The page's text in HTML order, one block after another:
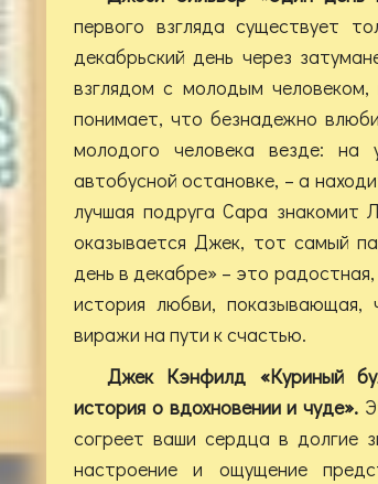
первого взгляда существует
декабрьский день через
взглядом с молодым
понимает, что безнадежно
молодого человека везде:
автобусной остановке, – а
лучшая подруга Сара
оказывается Джек, тот самый
день в декабре» – это
история любви, показывающая,
виражи на пути к счастью.
Джек Кэнфилд «Куриный
история о вдохновении и чуде».
согреет ваши сердца в долгие
настроение и ощущение